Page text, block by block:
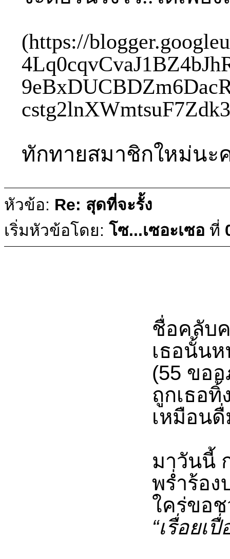
(https://
ทักทายสมาชิกใหม่นะ
หัวข้อ: Re: สุดที่จะรั้ง
เริ่มหัวข้อโดย: โซ...เซอะเซอ ที่
ชื่อคลับ
เธอนั้น
(55 ขอ
ถูกเธอ
เหมือน
มาวันนี้
พร่ำร้อ
ใคร่ขอ
“เรื่อยเ